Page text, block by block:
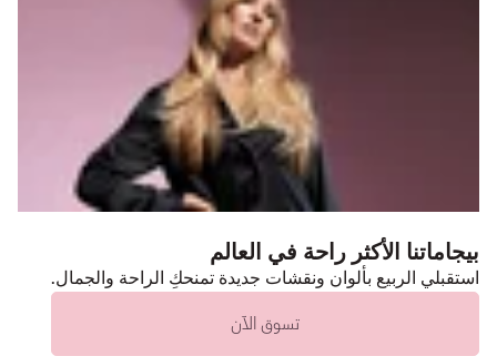
بيجاماتنا الأكثر راحة في العالم
استقبلي الربيع بألوان ونقشات جديدة تمنحكِ الراحة والجمال.
تسوق الآن